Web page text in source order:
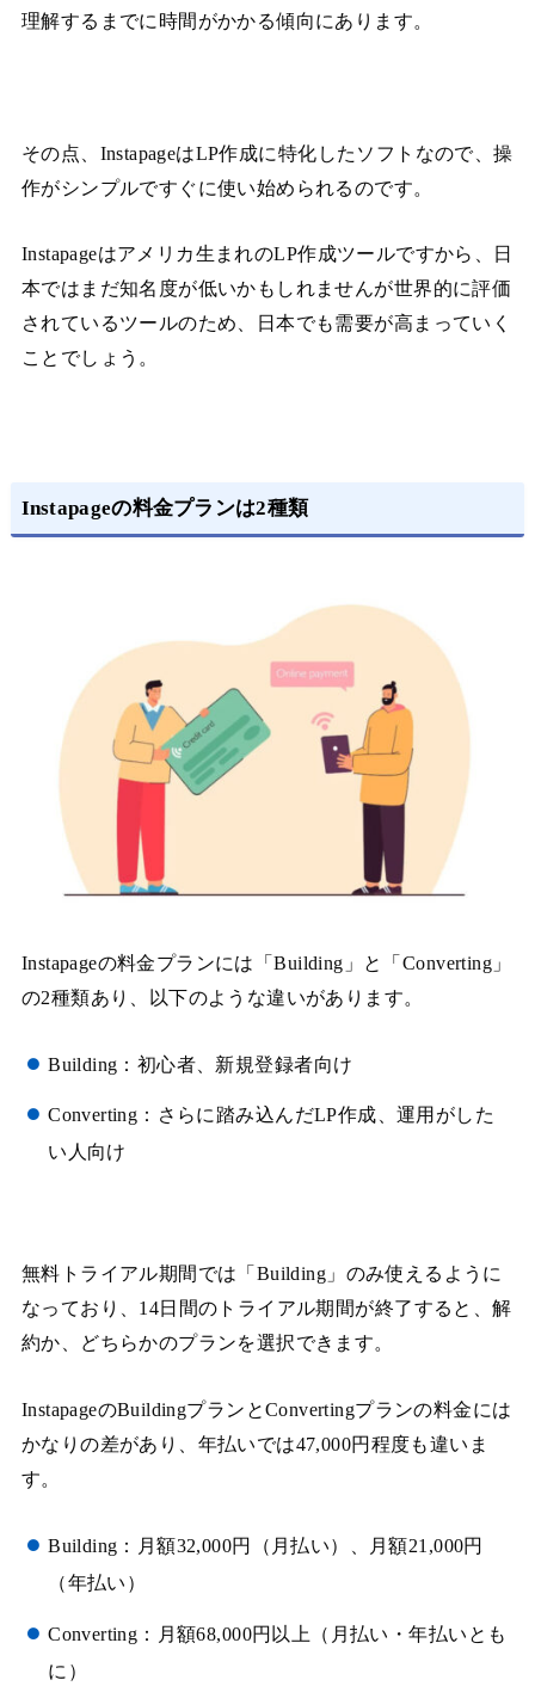
理解するまでに時間がかかる傾向にあります。
その点、InstapageはLP作成に特化したソフトなので、操
作がシンプルですぐに使い始められるのです。
Instapageはアメリカ生まれのLP作成ツールですから、日
本ではまだ知名度が低いかもしれませんが世界的に評価
されているツールのため、日本でも需要が高まっていく
ことでしょう。
Instapageの料金プランは2種類
Instapageの料金プランには「Building」と「Converting」
の2種類あり、以下のような違いがあります。
Building：初心者、新規登録者向け
Converting：さらに踏み込んだLP作成、運用がした
い人向け
無料トライアル期間では「Building」のみ使えるように
なっており、14日間のトライアル期間が終了すると、解
約か、どちらかのプランを選択できます。
InstapageのBuildingプランとConvertingプランの料金には
かなりの差があり、年払いでは47,000円程度も違いま
す。
Building：月額32,000円（月払い）、月額21,000円
（年払い）
Converting：月額68,000円以上（月払い・年払いとも
に）